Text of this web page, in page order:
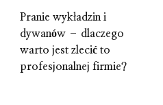
Pranie wykładzin i
dywanów – dlaczego
warto jest zlecić to
profesjonalnej firmie?